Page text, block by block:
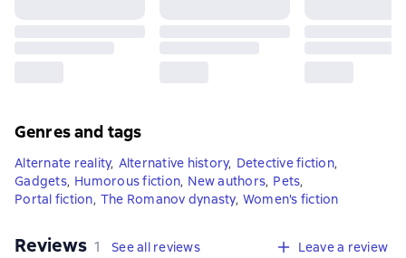
Genres and tags
Alternate reality, Alternative history, Detective fiction,
Gadgets, Humorous fiction, New authors, Pets,
Portal fiction, The Romanov dynasty, Women's fiction
Reviews 1 review
1 See all reviews Leave a review